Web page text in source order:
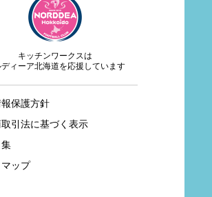
キッチンワークスは
ディーア北海道を応援しています
保護方針
引法に基づく表示
ップ